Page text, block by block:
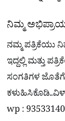
ನಿಮ್ಮ
ನಮ್ಮ ಪತ್ರಿಕೆಯು
ಇದ್ದಲ್ಲಿ ಮತ್ತು
ಸಂಗತಿಗಳ
wp :